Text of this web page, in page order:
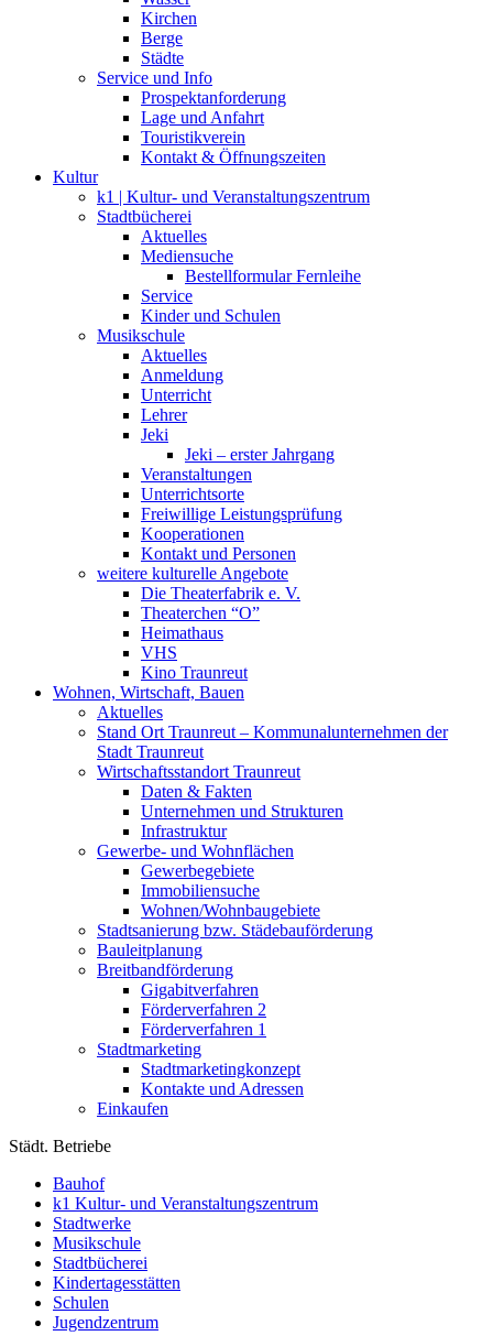
Kirchen
Berge
Städte
Service und Info
Prospektanforderung
Lage und Anfahrt
Touristikverein
Kontakt & Öffnungszeiten
Kultur
k1 | Kultur- und Veranstaltungszentrum
Stadtbücherei
Aktuelles
Mediensuche
Bestellformular Fernleihe
Service
Kinder und Schulen
Musikschule
Aktuelles
Anmeldung
Unterricht
Lehrer
Jeki
Jeki – erster Jahrgang
Veranstaltungen
Unterrichtsorte
Freiwillige Leistungsprüfung
Kooperationen
Kontakt und Personen
weitere kulturelle Angebote
Die Theaterfabrik e. V.
Theaterchen “O”
Heimathaus
VHS
Kino Traunreut
Wohnen, Wirtschaft, Bauen
Aktuelles
Stand Ort Traunreut – Kommunalunternehmen der
Stadt Traunreut
Wirtschaftsstandort Traunreut
Daten & Fakten
Unternehmen und Strukturen
Infrastruktur
Gewerbe- und Wohnflächen
Gewerbegebiete
Immobiliensuche
Wohnen/Wohnbaugebiete
Stadtsanierung bzw. Städebauförderung
Bauleitplanung
Breitbandförderung
Gigabitverfahren
Förderverfahren 2
Förderverfahren 1
Stadtmarketing
Stadtmarketingkonzept
Kontakte und Adressen
Einkaufen
Städt. Betriebe
Bauhof
k1 Kultur- und Veranstaltungszentrum
Stadtwerke
Musikschule
Stadtbücherei
Kindertagesstätten
Schulen
Jugendzentrum